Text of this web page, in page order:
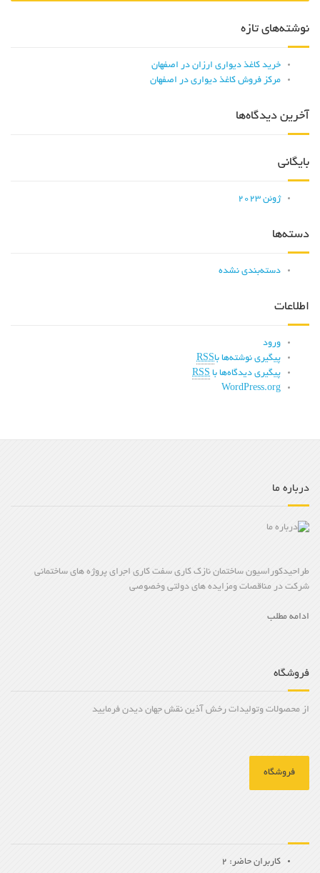
نوشته‌های تازه
خرید کاغذ دیواری ارزان در اصفهان
مرکز فروش کاغذ دیواری در اصفهان
آخرین دیدگاه‌ها
بایگانی
ژوئن 2023
دسته‌ها
دسته‌بندی نشده
اطلاعات
ورود
پیگیری نوشته‌ها باRSS
پیگیری دیدگاه‌ها با RSS
WordPress.org
درباره ما
طراحیدکوراسیون ساختمان نازک کاری سفت کاری اجرای پروژه های ساختمانی
شرکت در مناقصات ومزایده های دولتی وخصوصی
ادامه مطلب
فروشگاه
از محصولات وتولیدات رخش آذین نقش جهان دیدن فرمایید
فروشگاه
کاربران حاضر: 2